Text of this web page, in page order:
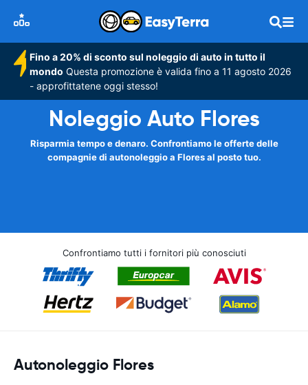
Fino a 20% di sconto sul noleggio di auto in tutto il
mondo Questa promozione è valida fino a 11 agosto 2026
- approfittatene oggi stesso!
Noleggio Auto Flores
Risparmia tempo e denaro. Confrontiamo le offerte delle
compagnie di autonoleggio a Flores al posto tuo.
Confrontiamo tutti i fornitori più conosciuti
Autonoleggio Flores